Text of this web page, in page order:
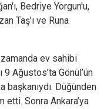
Bedriye Yorgun'u,
Taş'ı ve Runa
zamanda ev sahibi
Ağustos’ta Gönül’ün
başkanıydı. Düğünden
Sonra Ankara’ya